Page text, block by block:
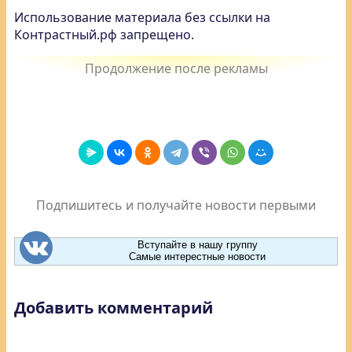
Использование материала без ссылки на
Контрастный.рф запрещено.
Подпишитесь и получайте новости первыми
Вступайте в нашу группу
Самые интерестные новости
Добавить комментарий